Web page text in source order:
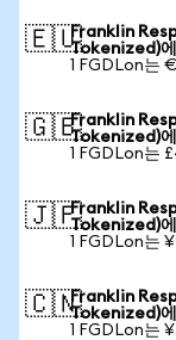
🇪🇺Franklin
Tokenized)
1 FGDLon는
🇬🇧Franklin
Tokenized)에
1 FGDLon는
🇯🇵Franklin
Tokenized)에
1 FGDLon는
🇨🇳Franklin
Tokenized)
1 FGDLon는